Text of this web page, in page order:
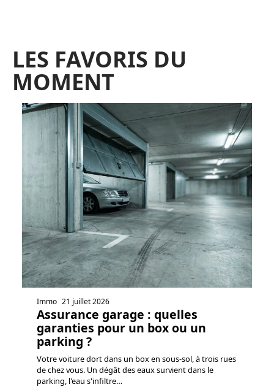
LES FAVORIS DU
MOMENT
Immo 21 juillet 2026
Assurance garage : quelles
garanties pour un box ou un
parking ?
Votre voiture dort dans un box en sous-sol, à trois rues
de chez vous. Un dégât des eaux survient dans le
parking, l'eau s'infiltre…